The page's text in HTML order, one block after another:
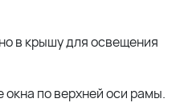
в крышу для освещения
окна по верхней оси рамы.